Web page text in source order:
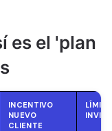
es el 'plan
INCENTIVO
NUEVO
CLIENTE
LÍMITE